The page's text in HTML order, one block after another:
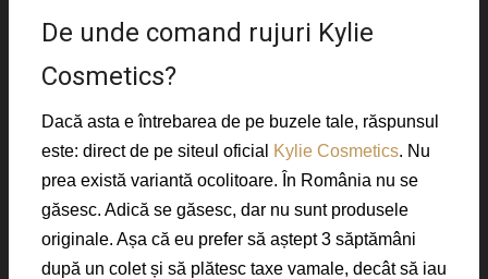
De unde comand rujuri Kylie
Cosmetics?
Dacă asta e întrebarea de pe buzele tale, răspunsul
este: direct de pe siteul oficial
Kylie Cosmetics. Nu
prea există variantă ocolitoare. În România nu se
găsesc. Adică se găsesc, dar nu sunt produsele
originale. Așa că eu prefer să aștept 3 săptămâni
după un colet și să plătesc taxe vamale, decât să iau